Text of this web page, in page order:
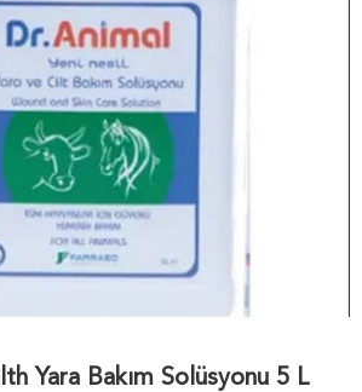
Yara Bakım Solüsyonu 5 L